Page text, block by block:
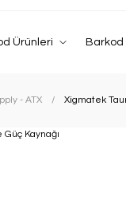
Ürünleri Barkod
- ATX Xigmatek